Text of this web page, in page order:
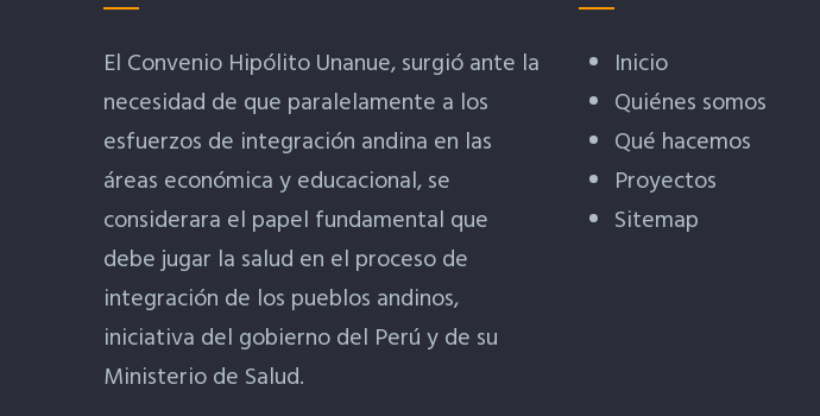
El Convenio Hipólito Unanue, surgió ante la
necesidad de que paralelamente a los
esfuerzos de integración andina en las
áreas económica y educacional, se
considerara el papel fundamental que
debe jugar la salud en el proceso de
integración de los pueblos andinos,
iniciativa del gobierno del Perú y de su
Ministerio de Salud.
Inicio
Quiénes somos
Qué hacemos
Proyectos
Sitemap